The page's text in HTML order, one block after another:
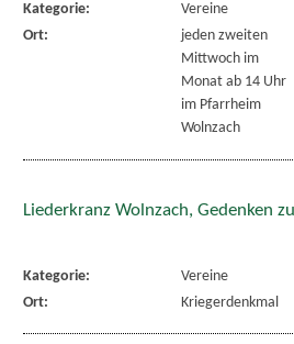
Kategorie:
Vereine
Ort:
jeden zweiten
Mittwoch im
Monat ab 14 Uhr
im Pfarrheim
Wolnzach
Liederkranz Wolnzach, Gedenken
Kategorie:
Vereine
Ort:
Kriegerdenkmal